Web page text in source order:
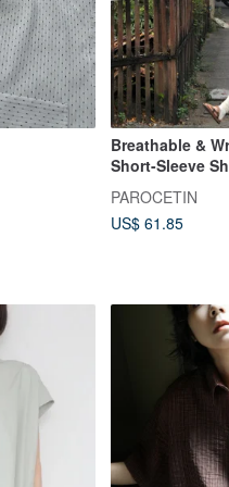
Breathable &
Short-Sleeve
with Cap
PAROCETIN
US$ 61.85